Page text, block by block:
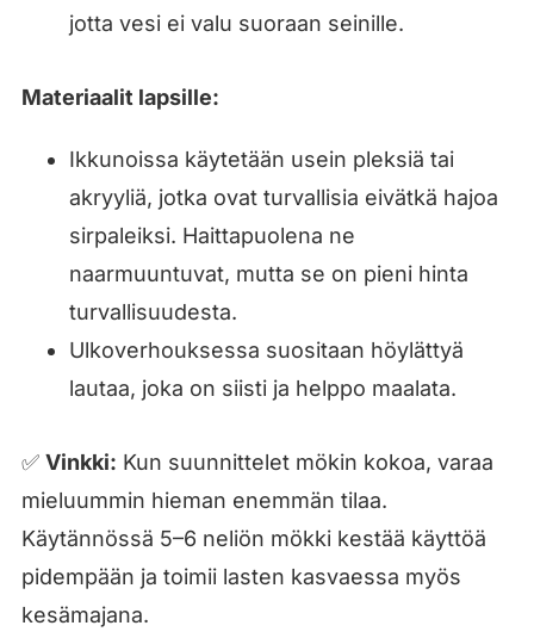
jotta vesi ei valu suoraan seinille.
Materiaalit lapsille:
Ikkunoissa käytetään usein pleksiä tai
akryyliä, jotka ovat turvallisia eivätkä hajoa
sirpaleiksi. Haittapuolena ne
naarmuuntuvat, mutta se on pieni hinta
turvallisuudesta.
Ulkoverhouksessa suositaan höylättyä
lautaa, joka on siisti ja helppo maalata.
✅ Vinkki: Kun suunnittelet mökin kokoa, varaa
mieluummin hieman enemmän tilaa.
Käytännössä 5–6 neliön mökki kestää käyttöä
pidempään ja toimii lasten kasvaessa myös
kesämajana.